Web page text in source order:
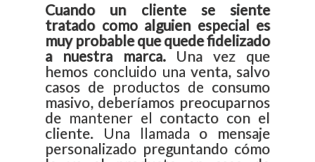
Cuando un cliente se siente
tratado como alguien especial es
muy probable que quede fidelizado
a nuestra marca.Una vez que
hemos concluido una venta, salvo
casos de productos de consumo
masivo, deberíamos preocuparnos
de mantener el contacto con el
cliente. Una llamada o mensaje
personalizado preguntando cómo